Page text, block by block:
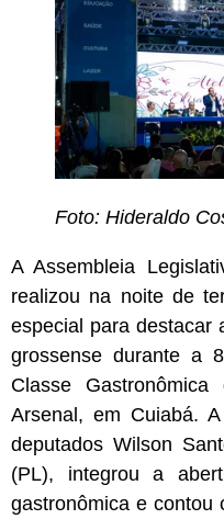
Foto: Hideraldo
A Assembleia
realizou na noite de
especial para destacar
grossense durante a
Classe
Arsenal, em Cuiabá.
deputados Wilson
(PL), integrou a
gastronômica e contou